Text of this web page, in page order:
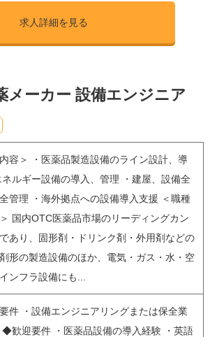
求人詳細を見る
メーカー 設備エンジニア
容＞ ・医薬品製造設備のライン設計、導
ネルギー設備の導入、管理 ・建屋、設備全
管理 ・海外拠点への設備導入支援 ＜職種
国内OTC医薬品市場のリーディングカン
あり、固形剤・ドリンク剤・外用剤などの
形の製造設備のほか、電気・ガス・水・空
ンフラ設備にも...
件 ・設備エンジニアリングまたは保全業
◆歓迎要件 ・医薬品設備の導入経験 ・英語